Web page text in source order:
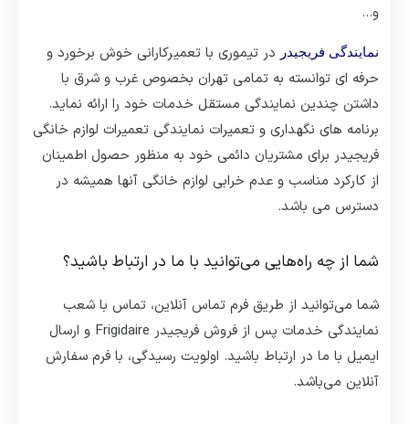
و…
نمایندگی فریجیدر در تیموری با تعمیرکارانی خوش برخورد و
حرفه ای توانسته به تمامی تهران بخصوص غرب و شرق با
داشتن چندین نمایندگی مستقل خدمات خود را ارائه نماید.
برنامه های نگهداری و تعمیرات نمایندگی تعمیرات لوازم خانگی
فریجیدر برای مشتریان دائمی خود به منظور حصول اطمینان
از کارکرد مناسب و عدم خرابی لوازم خانگی آنها همیشه در
دسترس می باشد.
شما از چه راه‌هایی می‌توانید با ما در ارتباط باشید؟
شما می‌توانید از طریق فرم تماس آنلاین، تماس با شعب
نمایندگی خدمات پس از فروش فریجیدر Frigidaire و ارسال
ایمیل با ما در ارتباط باشید. اولویت رسیدگی، با فرم سفارش
آنلاین می‌باشد.